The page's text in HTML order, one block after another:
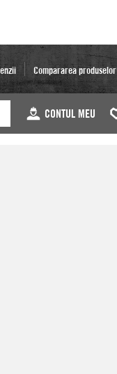
Compararea produselor
CONTUL MEU